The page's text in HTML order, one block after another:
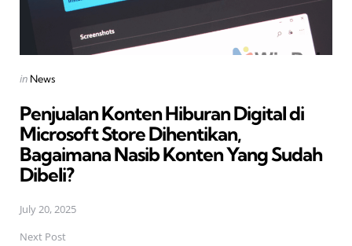
Posted
in News
Penjualan Konten Hiburan Digital di
Microsoft Store Dihentikan,
Bagaimana Nasib Konten Yang Sudah
Dibeli?
July 20, 2025
Next Post